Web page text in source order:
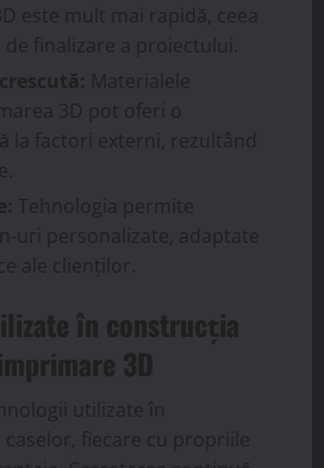
este mult mai rapidă, ceea
finalizare a proiectului.
Materialele
3D pot oferi o
la factori externi, rezultând
Tehnologia permite
uri personalizate, adaptate
ale clienților.
în construcția
3D
utilizate în
caselor, fiecare cu propriile